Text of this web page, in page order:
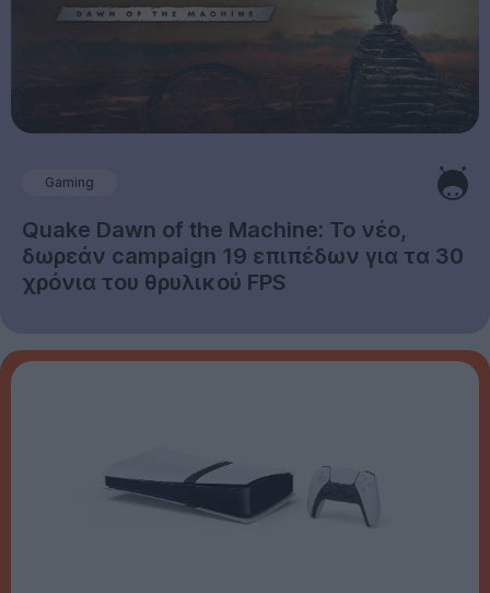
Gaming
Quake Dawn of the Machine: Το νέο,
δωρεάν campaign 19 επιπέδων για τα 30
χρόνια του θρυλικού FPS